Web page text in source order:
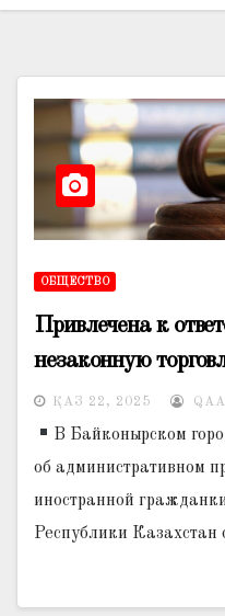
ОБЩЕСТВО
Привлечена к
незаконную
ҚАЗ 22, 2025
В Байконырском
об административном
иностранной
Республики Казахстан